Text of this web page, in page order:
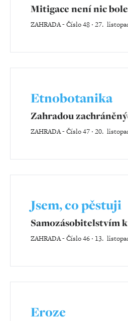
Mitigace není nic
ZAHRADA-Číslo 48 ‧ 27.
Etnobotanika
Zahradou
ZAHRADA-Číslo 47 ‧ 20.
Jsem, co pěstuji
Samozásobitelstvím
ZAHRADA-Číslo 46 ‧ 13.
Eroze